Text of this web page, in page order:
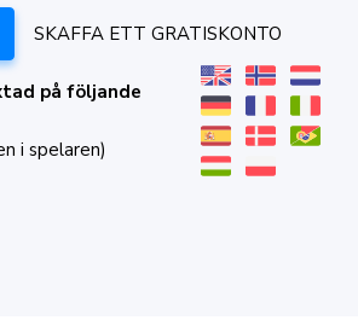
SKAFFA ETT GRATISKONTO
på följande
i spelaren)